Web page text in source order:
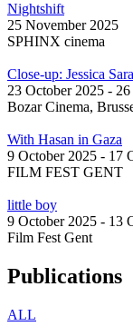
Nightshift
25 November 2025
SPHINX cinema
Close-up: Jessica
23 October 2025 -
Bozar Cinema,
With Hasan in Gaza
9 October 2025 - 17
FILM FEST GENT
little boy
9 October 2025 - 13
Film Fest Gent
Publications
ALL